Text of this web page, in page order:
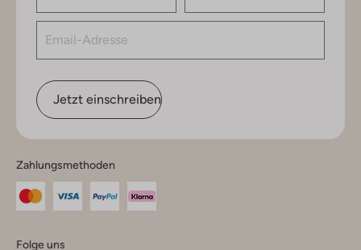
Jetzt einschreiben
Zahlungsmethoden
Folge uns